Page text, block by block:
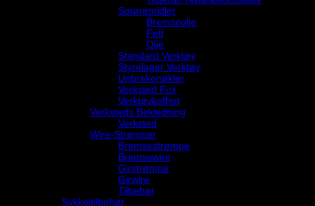
Smøremidler
Bremseolje
Fett
Olje
Standard Verktøy
Styrelager Verktøy
Unbrakonøkler
Verksted Fox
Verktøykoffert
Verksteds Bekledning
Verksted
Wire-Strømper
Bremsestrømpe
Bremsewire
Girstrømpe
Girwire
Tilbehør
Sykkeltilbehør